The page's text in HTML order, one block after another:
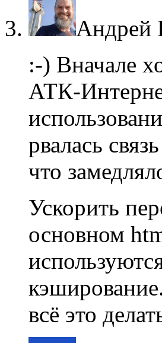
Андрей
:-) Вначале
АТК-
рвалась
что
Ускорить
основном
всё это